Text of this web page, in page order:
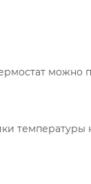
можно
температуры